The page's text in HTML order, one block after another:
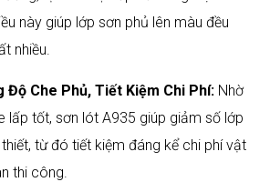
này giúp lớp sơn phủ lên màu đều
nhiều.
Độ Che Phủ, Tiết Kiệm Chi Phí: Nhờ
lấp tốt, sơn lót A935 giúp giảm số lớp
từ đó tiết kiệm đáng kể chi phí vật
thi công.